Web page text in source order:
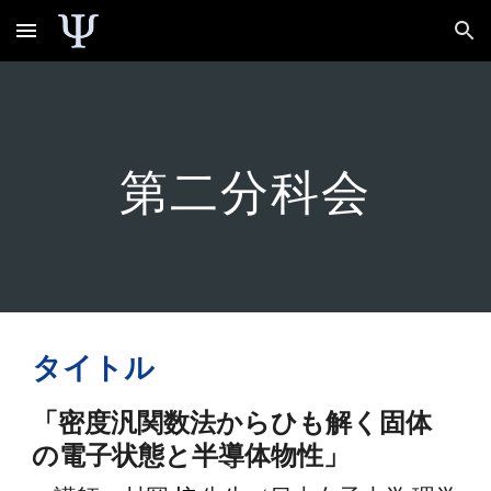
Skip to main content Skip to navigation
第二分科会
タイトル
「密度汎関数法からひも解く固体
の電子状態と半導体物性 」